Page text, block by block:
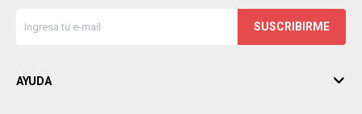
SUSCRIBIRME
AYUDA